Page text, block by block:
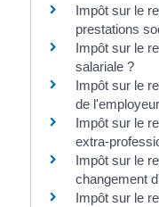
Impôt sur le
prestations
Impôt sur le
salariale ?
Impôt sur le
de
Impôt sur le
extra-
Impôt sur le
changement
Impôt sur le